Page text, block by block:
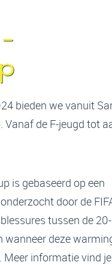
bieden we vanuit
de F-jeugd tot
is gebaseerd op een
door de
tussen de
deze
informatie vind